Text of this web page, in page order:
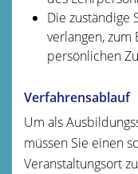
Die zuständige
verlangen, zum
persönlichen
Verfahrensablauf
Um als
müssen Sie einen
Veranstaltungsort